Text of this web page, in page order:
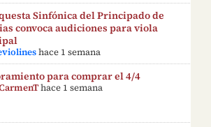
Sinfónica del Principado de
convoca audiciones para viola
hace 1 semana
para comprar el 4/4
hace 1 semana